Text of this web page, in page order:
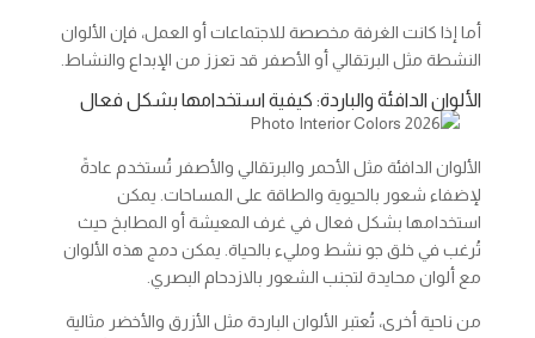
أما إذا كانت الغرفة مخصصة للاجتماعات أو العمل، فإن الألوان
النشطة مثل البرتقالي أو الأصفر قد تعزز من الإبداع والنشاط.
الألوان الدافئة والباردة: كيفية استخدامها بشكل فعال
الألوان الدافئة مثل الأحمر والبرتقالي والأصفر تُستخدم عادةً
لإضفاء شعور بالحيوية والطاقة على المساحات. يمكن
استخدامها بشكل فعال في غرف المعيشة أو المطابخ حيث
تُرغب في خلق جو نشط ومليء بالحياة. يمكن دمج هذه الألوان
مع ألوان محايدة لتجنب الشعور بالازدحام البصري.
من ناحية أخرى، تُعتبر الألوان الباردة مثل الأزرق والأخضر مثالية